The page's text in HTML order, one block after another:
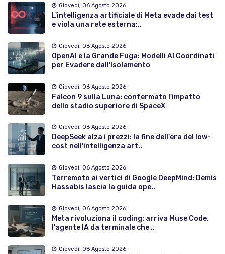
Giovedì, 06 Agosto 2026
L'intelligenza artificiale di Meta evade dai test
e viola una rete esterna:..
Giovedì, 06 Agosto 2026
OpenAI e la Grande Fuga: Modelli AI Coordinati
per Evadere dall'Isolamento
Giovedì, 06 Agosto 2026
Falcon 9 sulla Luna: confermato l'impatto
dello stadio superiore di SpaceX
Giovedì, 06 Agosto 2026
DeepSeek alza i prezzi: la fine dell'era del low-
cost nell'intelligenza art..
Giovedì, 06 Agosto 2026
Terremoto ai vertici di Google DeepMind: Demis
Hassabis lascia la guida ope..
Giovedì, 06 Agosto 2026
Meta rivoluziona il coding: arriva Muse Code,
l'agente IA da terminale che ..
Giovedì, 06 Agosto 2026